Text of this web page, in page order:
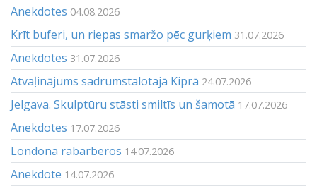
Anekdotes 04.08.2026
Krīt buferi, un riepas smaržo pēc gurķiem 31.07.2026
Anekdotes 31.07.2026
Atvaļinājums sadrumstalotajā Kiprā 24.07.2026
Jelgava. Skulptūru stāsti smiltīs un šamotā 17.07.2026
Anekdotes 17.07.2026
Londona rabarberos 14.07.2026
Anekdote 14.07.2026